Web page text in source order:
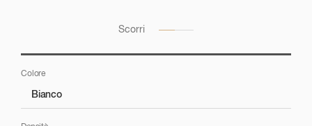
Lucidatura
Scorri
Colore
Bianco